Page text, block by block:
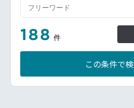
英語力がある場合は、ドイツ
ションやTraining参加などの
188 件
この条件で